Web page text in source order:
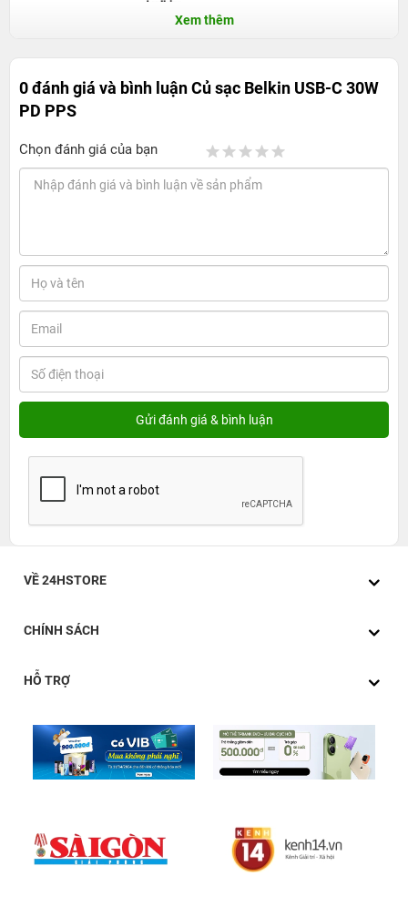
Cốc sạc Belkin USB-C 30W PD PPS - Sạc
nhanh kịp thời, tiện lợi mọi nơi
Thiết kế hiện đại, tiện lợi sử dụng
Sản phẩm có kích thước hình hộp chữ nhật với các góc
cốc sạc với thiết kế có thể gấp gọn. Bạn có thể mang theo
sản phẩm mọi lúc mọi nơi, phù hợp cho những chuyến đi
công tác, du lịch hay đơn giản là hàng ngày.
Xem thêm
0 đánh giá và bình luậnCủ sạc Belkin USB-C 30W
PD PPS
Chọn đánh giá của bạn
VỀ 24HSTORE
CHÍNH SÁCH
HỖ TRỢ